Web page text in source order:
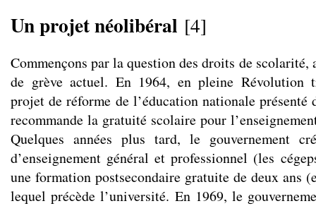
Un projet néolibéral [4]
Commençons par la question des droits de scolarité,
de grève actuel. En 1964, en pleine Révolution
projet de réforme de l’éducation nationale présenté
recommande la gratuité scolaire pour
Quelques années plus tard, le gouvernement
d’enseignement général et professionnel (les
une formation postsecondaire gratuite de deux ans
lequel précède l’université. En 1969, le